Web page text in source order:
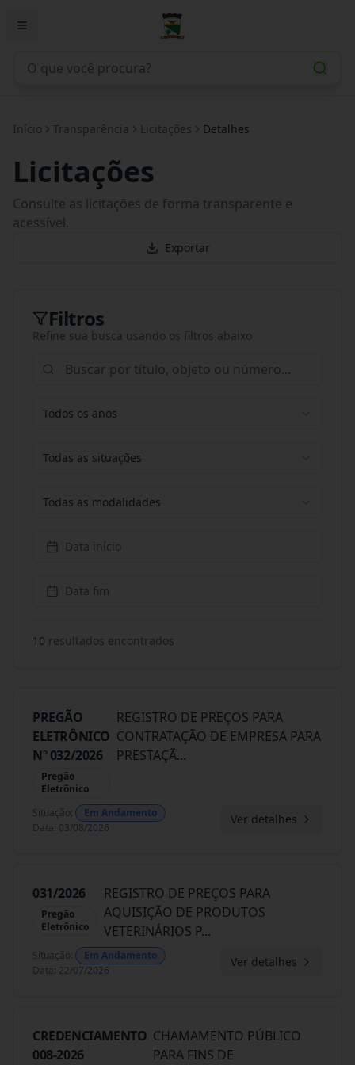
Início Transparência Licitações Detalhes
Licitações
Consulte as licitações de forma transparente e
acessível.
Exportar
Filtros
Refine sua busca usando os filtros abaixo
Todos os anos
Todas as situações
Todas as modalidades
Data início
Data fim
10 resultados encontrados
PREGÃO
ELETRÔNICO
Nº 032/2026
Pregão
Eletrônico
REGISTRO DE PREÇOS PARA
CONTRATAÇÃO DE EMPRESA PARA
PRESTAÇÃ...
Situação:
Em Andamento
Data: 03/08/2026
Ver detalhes
031/2026
Pregão
Eletrônico
REGISTRO DE PREÇOS PARA
AQUISIÇÃO DE PRODUTOS
VETERINÁRIOS P...
Situação:
Em Andamento
Data: 22/07/2026
Ver detalhes
CREDENCIAMENTO
008-2026
CHAMAMENTO PÚBLICO
PARA FINS DE